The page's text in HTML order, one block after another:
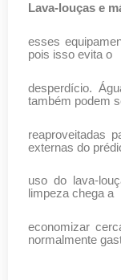
Lava-louças e
esses
pois isso evita o
desperdício.
também podem
reaproveitadas
externas do
uso do lava-
limpeza chega a
economizar
normalmente